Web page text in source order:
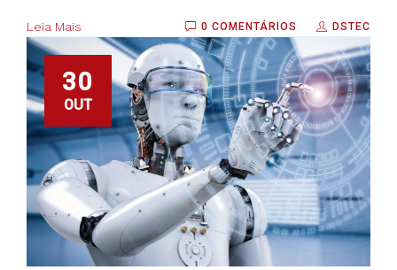
Leia Mais 0 COMENTÁRIOS DSTEC
30
OUT